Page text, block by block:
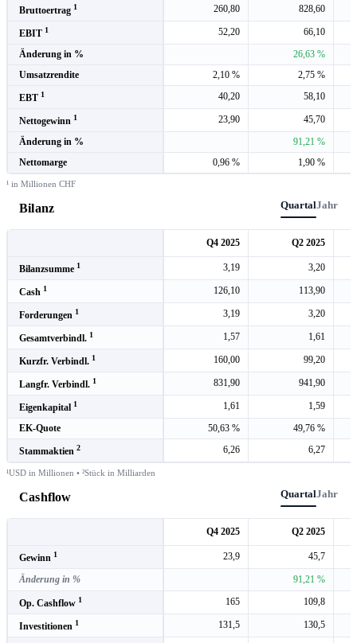
Bruttoertrag 1 260,80 828,60
EBIT 1 52,20
66,10
Änderung in %
26,63 %
Umsatzrendite
2,10 % 2,75 %
EBT 1 40,20 58,10
Nettogewinn 1 23,90
45,70
Änderung in %
91,21 %
Nettomarge
0,96 % 1,90 %
¹ in Millionen CHF
Bilanz QuartalJahr
Q4 2025 Q2 2025
Bilanzsumme 1 3,19 3,20
Cash 1 126,10 113,90
Forderungen 1 3,19 3,20
Gesamtverbindl. 1 1,57 1,61
Kurzfr. Verbindl. 1 160,00 99,20
Langfr. Verbindl. 1 831,90 941,90
Eigenkapital 1 1,61
1,59
EK-Quote
50,63 % 49,76 %
Stammaktien 2 6,26 6,27
¹USD in Millionen • ²Stück in Milliarden
Cashflow QuartalJahr
Q4 2025 Q2 2025
Gewinn 1 23,9 45,7
Änderung in % 91,21 %
Op. Cashflow 1 165 109,8
Investitionen 1 131,5 130,5